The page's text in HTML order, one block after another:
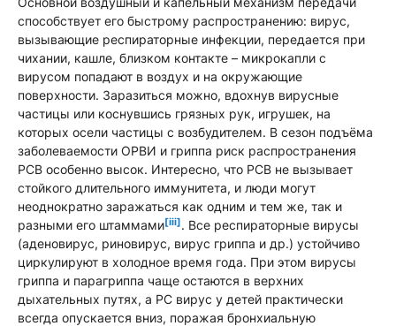
способствует его быстрому распространению: вирус,
вызывающие респираторные инфекции, передается при
чихании, кашле, близком контакте – микрокапли с
вирусом попадают в воздух и на окружающие
поверхности. Заразиться можно, вдохнув вирусные
частицы или коснувшись грязных рук, игрушек, на
которых осели частицы с возбудителем. В сезон подъёма
заболеваемости ОРВИ и гриппа риск распространения
РСВ особенно высок. Интересно, что РСВ не вызывает
стойкого длительного иммунитета, и люди могут
неоднократно заражаться как одним и тем же, так и
разными его штаммами[iii]. Все респираторные вирусы
(аденовирус, риновирус, вирус гриппа и др.) устойчиво
циркулируют в холодное время года. При этом вирусы
гриппа и парагриппа чаще остаются в верхних
дыхательных путях, а РС вирус у детей практически
всегда опускается вниз, поражая бронхиальную